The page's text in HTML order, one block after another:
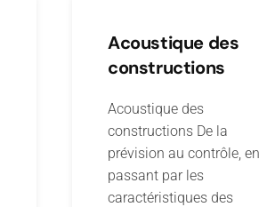
Acoustique des
constructions
Acoustique des
constructions De la
prévision au contrôle, en
passant par les
caractéristiques des